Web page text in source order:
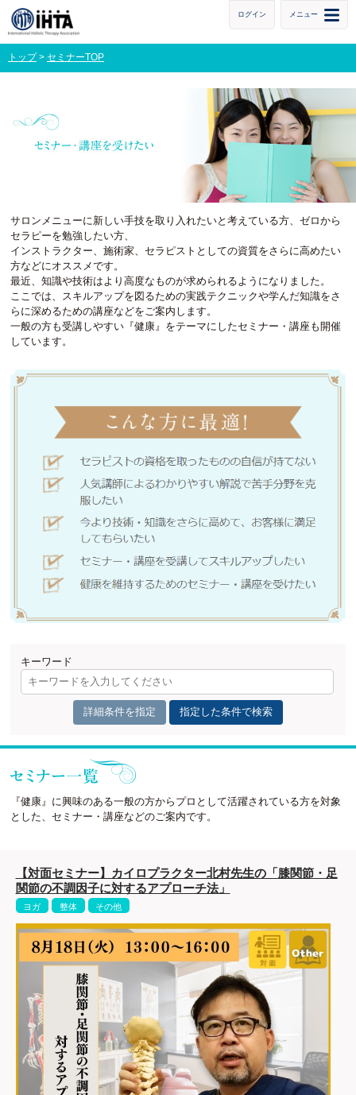
ログイン メニュー
トップ> セミナーTOP
サロンメニューに新しい手技を取り入れたいと考えている方、ゼロから
セラピーを勉強したい方、
インストラクター、施術家、セラピストとしての資質をさらに高めたい
方などにオススメです。
最近、知識や技術はより高度なものが求められるようになりました。
ここでは、スキルアップを図るための実践テクニックや学んだ知識をさ
らに深めるための講座などをご案内します。
一般の方も受講しやすい『健康』をテーマにしたセミナー・講座も開催
しています。
キーワード
詳細条件を指定 指定した条件で検索
『健康』に興味のある一般の方からプロとして活躍されている方を対象
とした、セミナー・講座などのご案内です。
【対面セミナー】カイロプラクター北村先生の「膝関節・足
関節の不調因子に対するアプローチ法」
ヨガ 整体 その他